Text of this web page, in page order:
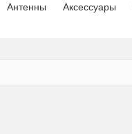
Антенны Аксессуары